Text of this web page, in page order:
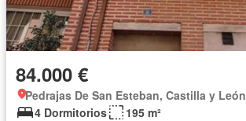
84.000 €
Pedrajas De San Esteban, Castilla y León
4 Dormitorios
195 m²